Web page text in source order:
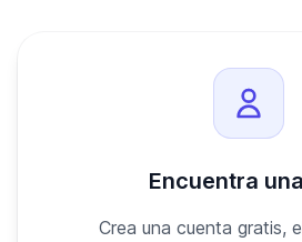
Encuentra
Crea una cuenta gratis,